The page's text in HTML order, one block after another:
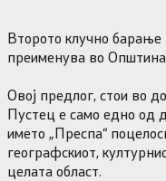
Второто клучно
преименува во
Овој предлог, стои во
Пустец е само едно од
името „Преспа“
географскиот,
целата област.